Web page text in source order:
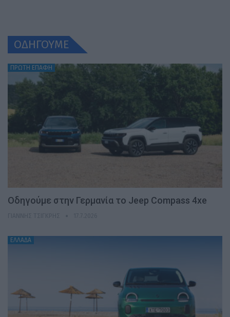
ΟΔΗΓΟΥΜΕ
ΠΡΩΤΗ ΕΠΑΦΗ
Οδηγούμε στην Γερμανία το Jeep Compass 4xe
ΕΛΛΑΔΑ